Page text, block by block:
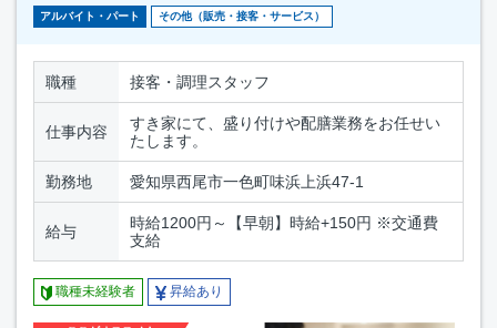
アルバイト・パート その他（販売・接客・サービス）
職種 接客・調理スタッフ
仕事内容
すき家にて、盛り付けや配膳業務をお任せい
たします。
勤務地 愛知県西尾市一色町味浜上浜47-1
給与
時給1200円～【早朝】時給+150円 ※交通費
支給
職種未経験者 昇給あり